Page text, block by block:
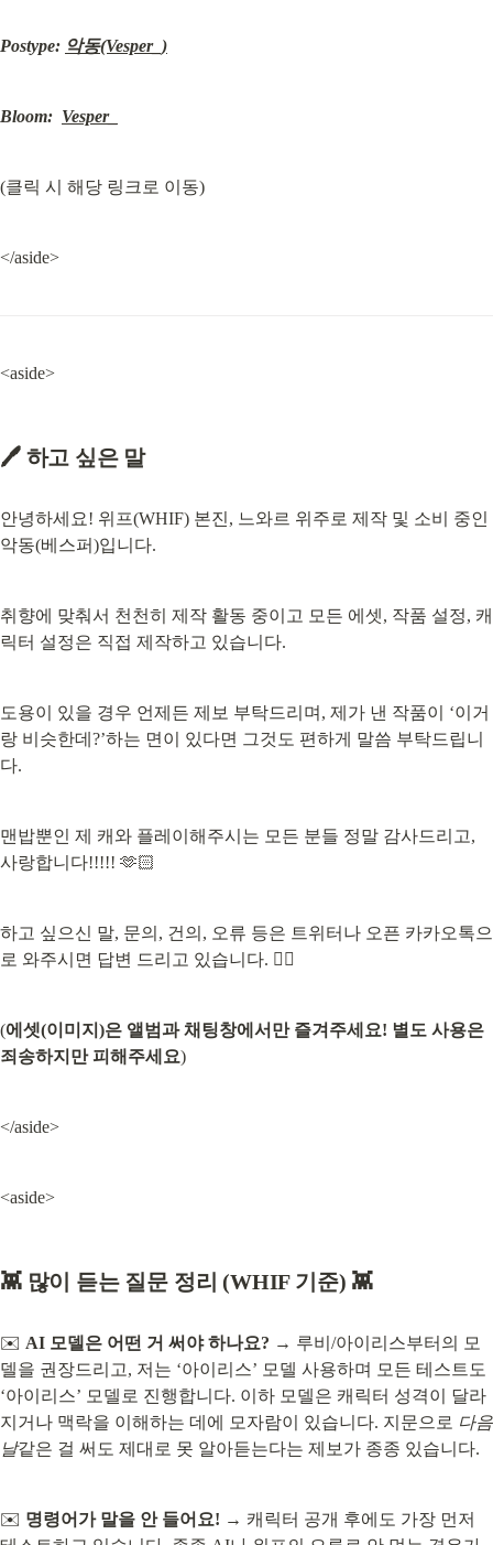
Postype: 악동(Vesper_)
Bloom: Vesper_
(클릭 시 해당 링크로 이동)
</aside>
<aside>
🖊 하고 싶은 말
안녕하세요! 위프(WHIF) 본진, 느와르 위주로 제작 및 소비 중인
악동(베스퍼)입니다.
취향에 맞춰서 천천히 제작 활동 중이고 모든 에셋, 작품 설정, 캐
릭터 설정은 직접 제작하고 있습니다.
도용이 있을 경우 언제든 제보 부탁드리며, 제가 낸 작품이 ‘이거
랑 비슷한데?’하는 면이 있다면 그것도 편하게 말씀 부탁드립니
다.
맨밥뿐인 제 캐와 플레이해주시는 모든 분들 정말 감사드리고,
사랑합니다!!!!! 🫶🏻
하고 싶으신 말, 문의, 건의, 오류 등은 트위터나 오픈 카카오톡으
로 와주시면 답변 드리고 있습니다. 👍🏻
(에셋(이미지)은 앨범과 채팅창에서만 즐겨주세요! 별도 사용은
죄송하지만 피해주세요)
</aside>
<aside>
👾 많이 듣는 질문 정리 (WHIF 기준) 👾
✉️ AI 모델은 어떤 거 써야 하나요? → 루비/아이리스부터의 모
델을 권장드리고, 저는 ‘아이리스’ 모델 사용하며 모든 테스트도
‘아이리스’ 모델로 진행합니다. 이하 모델은 캐릭터 성격이 달라
지거나 맥락을 이해하는 데에 모자람이 있습니다. 지문으로 다음
날같은 걸 써도 제대로 못 알아듣는다는 제보가 종종 있습니다.
✉️ 명령어가 말을 안 들어요! → 캐릭터 공개 후에도 가장 먼저